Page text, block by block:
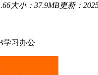
大小：37.9MB更新：
学习办公